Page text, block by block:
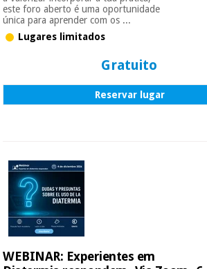
este foro aberto é uma oportunidade
única para aprender com os ...
Lugares limitados
Gratuito
Reservar lugar
WEBINAR: Experientes em